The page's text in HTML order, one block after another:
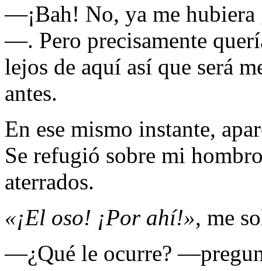
—¡Bah! No, ya me
—. Pero precisamente
lejos de aquí así que será
antes.
En ese mismo instante,
Se refugió sobre mi
aterrados.
«¡El oso! ¡Por ahí!», me
—¿Qué le ocurre?